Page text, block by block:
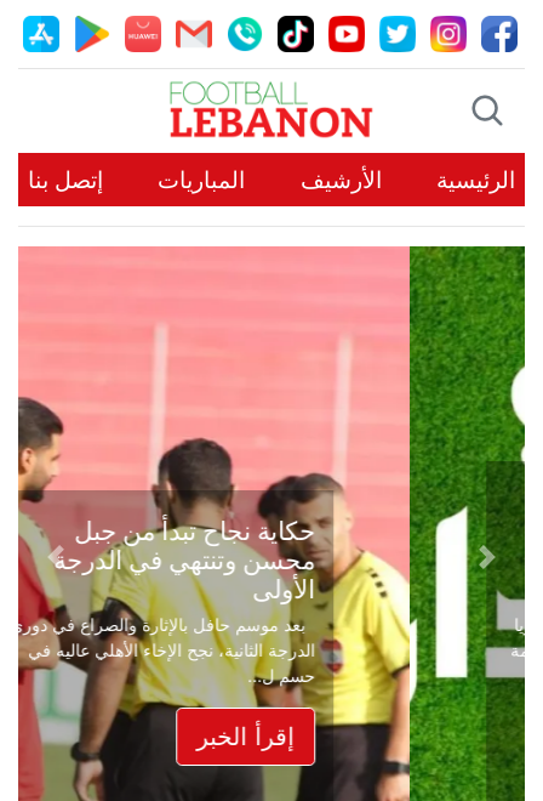
الرئيسية الأرشيف المباريات إتصل بنا
حكاية نجاح تبدأ من جبل
محسن وتنتهي في الدرجة
الأولى
بعد موسم حافل بالإثارة والصراع في دوري
الدرجة الثانية، نجح الإخاء الأهلي عاليه في
حسم ل...
إقرأ الخبر
Previous
Next